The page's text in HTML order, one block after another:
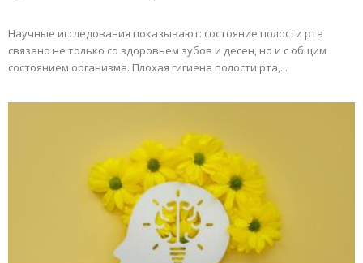
Научные исследования показывают: состояние полости рта
связано не только со здоровьем зубов и десен, но и с общим
состоянием организма. Плохая гигиена полости рта,...